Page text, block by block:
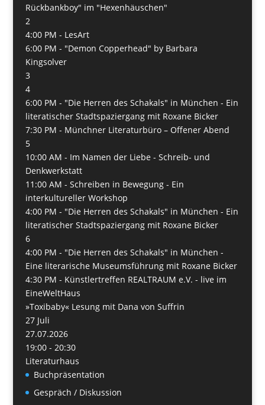
Rückbankboy" im "Hexenhäuschen"
2
4:00 PM - LesArt
6:00 PM - "Demon Copperhead" by Barbara
Kingsolver
3
4
6:00 PM - "Die Herren des Schakals" in München - Ein
literatischer Stadtspaziergang mit Roxane Bicker
7:30 PM - Münchner Literaturbüro – Offener Abend
5
10:00 AM - Im Namen der Liebe - Schreib- und
Denkwerkstatt
11:00 AM - Schreiben in Bewegung - Ein
interkultureller Workshop
4:00 PM - "Die Herren des Schakals" in München - Ein
literatischer Stadtspaziergang mit Roxane Bicker
6
4:00 PM - "Die Herren des Schakals" in München -
Eine literarische Museumsführung mit Roxane Bicker
4:30 PM - Künstlertreffen REALTRAUM e.V. - live im
EineWeltHaus
»Toxibaby« Lesung mit Dana von Suffrin
27 Juli
27.07.2026
19:00 - 20:30
Literaturhaus
Buchpräsentation
Gespräch / Diskussion